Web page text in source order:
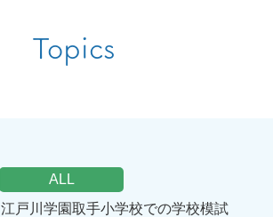
Topics
ALL
江戸川学園取手小学校での学校模試